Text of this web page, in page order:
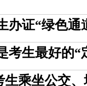
办证“绿色通
考生最好的“
乘坐公交